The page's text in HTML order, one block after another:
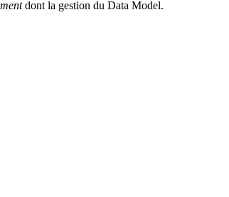
dont la gestion du Data Model.